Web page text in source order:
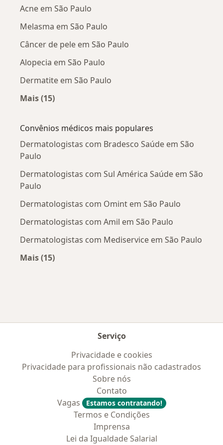
Acne em São Paulo
Melasma em São Paulo
Câncer de pele em São Paulo
Alopecia em São Paulo
Dermatite em São Paulo
Mais (15)
Convênios médicos mais populares
Dermatologistas com Bradesco Saúde em São
Paulo
Dermatologistas com Sul América Saúde em São
Paulo
Dermatologistas com Omint em São Paulo
Dermatologistas com Amil em São Paulo
Dermatologistas com Mediservice em São Paulo
Mais (15)
Serviço
Privacidade e cookies
Privacidade para profissionais não cadastrados
Sobre nós
Contato
Vagas
Estamos contratando!
Termos e Condições
Imprensa
Lei da Igualdade Salarial